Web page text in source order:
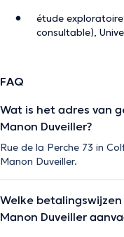
étude
consultable),
FAQ
Wat is het adres van
Manon Duveiller?
Rue de la Perche 73 in
Manon Duveiller.
Welke
Manon Duveiller